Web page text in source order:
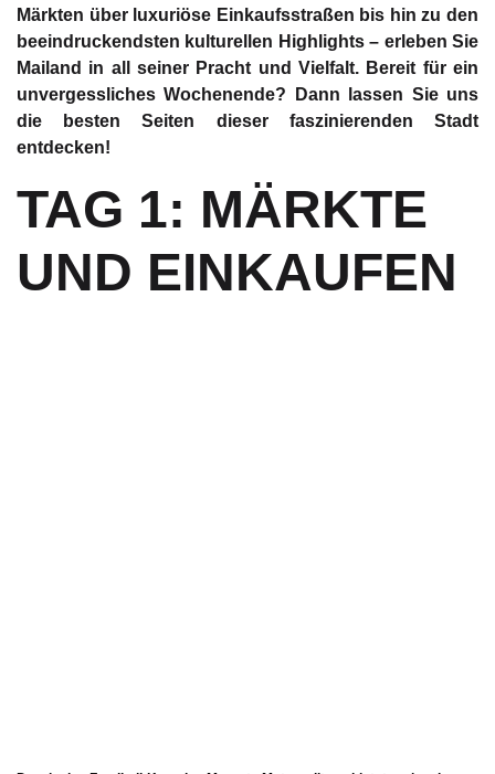
Märkten über luxuriöse Einkaufsstraßen bis hin zu den
beeindruckendsten kulturellen Highlights – erleben Sie
Mailand in all seiner Pracht und Vielfalt. Bereit für ein
unvergessliches Wochenende? Dann lassen Sie uns
die besten Seiten dieser faszinierenden Stadt
entdecken!
TAG 1: MÄRKTE
UND EINKAUFEN